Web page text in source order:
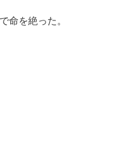
命を絶った。